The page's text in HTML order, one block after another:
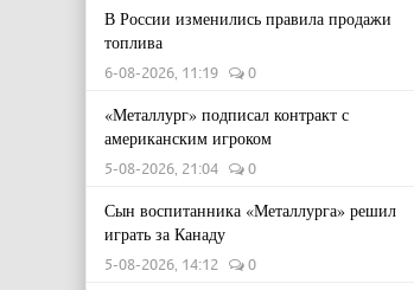
В России изменились правила продажи
топлива
6-08-2026, 11:19 0
«Металлург» подписал контракт с
американским игроком
5-08-2026, 21:04 0
Сын воспитанника «Металлурга» решил
играть за Канаду
5-08-2026, 14:12 0